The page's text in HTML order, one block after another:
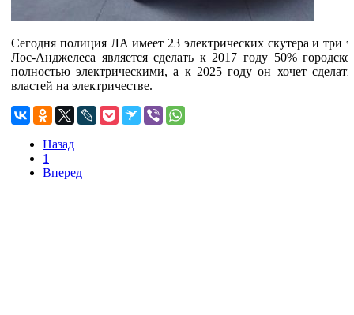
Сегодня полиция ЛА имеет 23 электрических скутера и три
Лос-Анджелеса является сделать к 2017 году 50%
полностью электрическими, а к 2025 году он хочет
властей на электричестве.
Назад
1
Вперед